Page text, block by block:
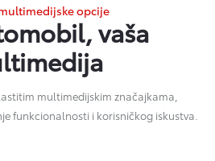
multimedijskim značajkama,
funkcionalnosti i korisničkog iskustva.
vrste